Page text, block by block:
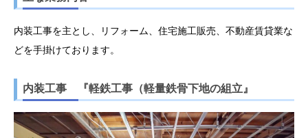
内装工事を主とし、リフォーム、住宅施工販売、不動産賃貸業な
どを手掛けております。
内装工事 『軽鉄工事（軽量鉄骨下地の組立』